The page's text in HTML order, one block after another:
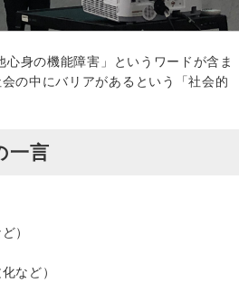
身の機能障害」というワードが含ま
の中にバリアがあるという「社会的
一言
）
など）